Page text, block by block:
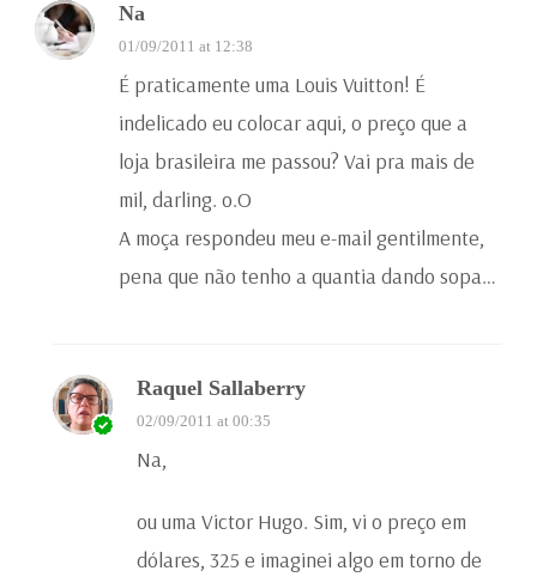
Na
01/09/2011 at 12:38
É praticamente uma Louis Vuitton! É
indelicado eu colocar aqui, o preço que a
loja brasileira me passou? Vai pra mais de
mil, darling. o.O
A moça respondeu meu e-mail gentilmente,
pena que não tenho a quantia dando sopa…
Raquel Sallaberry
02/09/2011 at 00:35
Na,
ou uma Victor Hugo. Sim, vi o preço em
dólares, 325 e imaginei algo em torno de